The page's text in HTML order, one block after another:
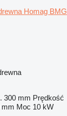
Homag BMG
300 mm Prędkość
mm Moc 10 kW